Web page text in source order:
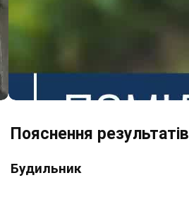
Пояснення результатів
Будильник